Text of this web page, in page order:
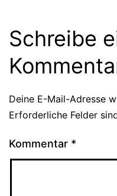
Schreibe
Deine E-Mail-Adresse
Erforderliche Felder
Kommentar *